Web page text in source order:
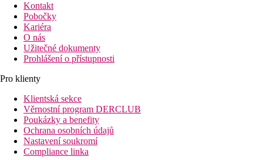
Kontakt
Pobočky
Kariéra
O nás
Užitečné dokumenty
Prohlášení o přístupnosti
Pro klienty
Klientská sekce
Věrnostní program DERCLUB
Poukázky a benefity
Ochrana osobních údajů
Nastavení soukromí
Compliance linka